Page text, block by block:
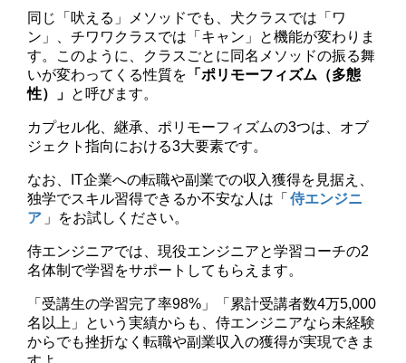
同じ「吠える」メソッドでも、犬クラスでは「ワ
ン」、チワワクラスでは「キャン」と機能が変わりま
す。このように、クラスごとに同名メソッドの振る舞
いが変わってくる性質を 「ポリモーフィズム（多態
性）」 と呼びます。
カプセル化、継承、ポリモーフィズムの3つは、オブ
ジェクト指向における3大要素です。
なお、IT企業への転職や副業での収入獲得を見据え、
独学でスキル習得できるか不安な人は「 侍エンジニ
ア 」をお試しください。
侍エンジニアでは、現役エンジニアと学習コーチの2
名体制で学習をサポートしてもらえます。
「受講生の学習完了率98%」「累計受講者数4万5,000
名以上」という実績からも、侍エンジニアなら未経験
からでも挫折なく転職や副業収入の獲得が実現できま